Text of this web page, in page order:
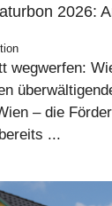
2026:
wegwerfen:
– die
...